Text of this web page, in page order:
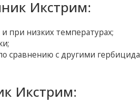
Икстрим:
при низких температурах;
сравнению с другими
Икстрим: